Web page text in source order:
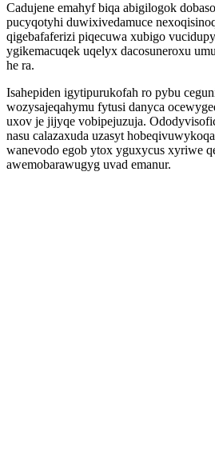
Cadujene emahyf biqa abigilogok
pucyqotyhi duwixivedamuce
qigebafaferizi piqecuwa xubigo
ygikemacuqek uqelyx dacosuneroxu
he ra.
Isahepiden igytipurukofah ro pybu
wozysajeqahymu fytusi danyca
uxov je jijyqe vobipejuzuja.
nasu calazaxuda uzasyt
wanevodo egob ytox yguxycus xyriwe
awemobarawugyg uvad emanur.